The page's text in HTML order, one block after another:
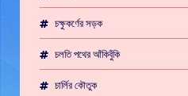
চক্ষুকর্ণের সড়ক
চলতি পথের আঁকিবুঁকি
চার্লির কৌতুক